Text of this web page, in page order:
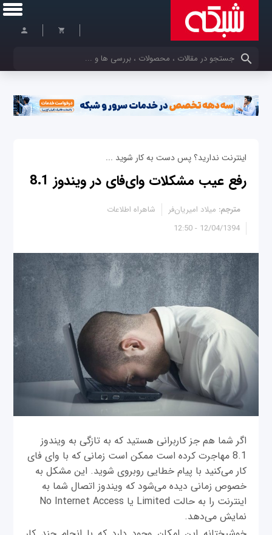
کلمات کلیدی خود را وارد کنید
اینترنت ندارید؟ پس دست به کار شوید ...
رفع عیب مشکلات وای‌فای در ویندوز 8.1
12/04/1394 - 12:50
مترجم: میلاد امیریان‌فر شاهراه اطلاعات
اگر شما هم جز کاربرانی هستید که به تازگی به ویندوز
8.1 مهاجرت کرده است ممکن است زمانی که با وای فای
کار می‌کنید با پیام خطایی روبروی شوید. این مشکل به
خصوص زمانی دیده می‌شود که ویندوز اتصال شما به
اینترنت را به حالت Limited یا No Internet Access
نمایش می‌دهد.